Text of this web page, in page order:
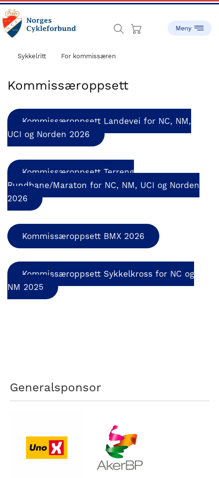
Skip
to
main
content
Skip
to
footer
Cykleforbund
stiftet
og
gått
være
en
liten
idrett
til
en
Sykkelritt For kommissæren
Kommissæroppsett
Kommissæroppsett Landevei for NC, NM,
UCI og Norden 2026
Kommissæroppsett Terreng
Rundbane/Maraton for NC, NM, UCI og Norden
2026
Kommissæroppsett BMX 2026
Kommissæroppsett Sykkelkross for NC og
NM 2025
Generalsponsor